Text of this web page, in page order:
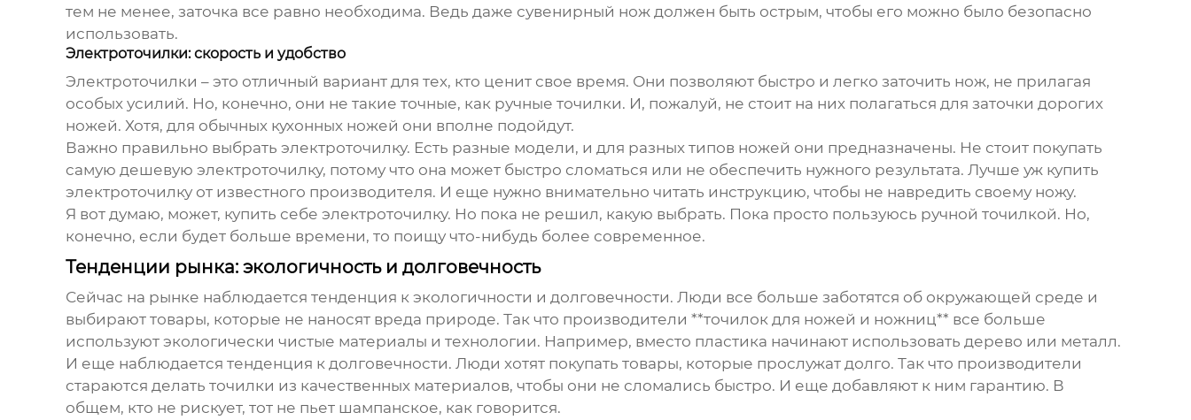
тем не менее, заточка все равно необходима. Ведь даже сувенирный нож должен быть острым, чтобы его можно было безопасно
использовать.
Электроточилки: скорость и удобство
Электроточилки – это отличный вариант для тех, кто ценит свое время. Они позволяют быстро и легко заточить нож, не прилагая
особых усилий. Но, конечно, они не такие точные, как ручные точилки. И, пожалуй, не стоит на них полагаться для заточки дорогих
ножей. Хотя, для обычных кухонных ножей они вполне подойдут.
Важно правильно выбрать электроточилку. Есть разные модели, и для разных типов ножей они предназначены. Не стоит покупать
самую дешевую электроточилку, потому что она может быстро сломаться или не обеспечить нужного результата. Лучше уж купить
электроточилку от известного производителя. И еще нужно внимательно читать инструкцию, чтобы не навредить своему ножу.
Я вот думаю, может, купить себе электроточилку. Но пока не решил, какую выбрать. Пока просто пользуюсь ручной точилкой. Но,
конечно, если будет больше времени, то поищу что-нибудь более современное.
Тенденции рынка: экологичность и долговечность
Сейчас на рынке наблюдается тенденция к экологичности и долговечности. Люди все больше заботятся об окружающей среде и
выбирают товары, которые не наносят вреда природе. Так что производители **точилок для ножей и ножниц** все больше
используют экологически чистые материалы и технологии. Например, вместо пластика начинают использовать дерево или металл.
И еще наблюдается тенденция к долговечности. Люди хотят покупать товары, которые прослужат долго. Так что производители
стараются делать точилки из качественных материалов, чтобы они не сломались быстро. И еще добавляют к ним гарантию. В
общем, кто не рискует, тот не пьет шампанское, как говорится.